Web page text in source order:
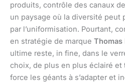
produits, contrôle des canaux
un paysage où la diversité peut
par l’uniformisation. Pourtant,
en stratégie de marque
ultime reste, in fine, dans le
choix, de plus en plus éclairé et
force les géants à s’adapter et